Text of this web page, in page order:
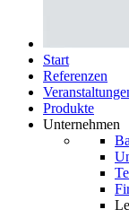
Start
Referenzen
Produkte
Unternehmen